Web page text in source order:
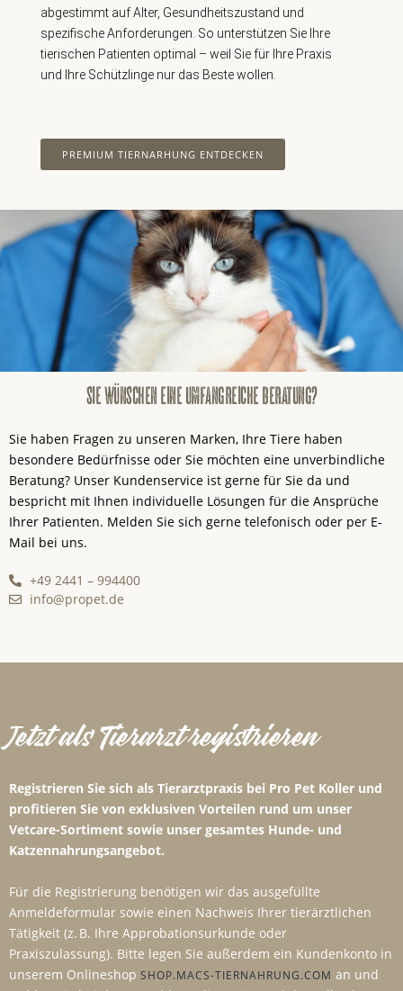
abgestimmt auf Alter, Gesundheitszustand und
spezifische Anforderungen. So unterstützen Sie Ihre
tierischen Patienten optimal – weil Sie für Ihre Praxis
und Ihre Schützlinge nur das Beste wollen.
PREMIUM TIERNARHUNG ENTDECKEN
sie wünschen eine umfangreiche beratung?
Sie haben Fragen zu unseren Marken, Ihre Tiere haben
besondere Bedürfnisse oder Sie möchten eine unverbindliche
Beratung? Unser Kundenservice ist gerne für Sie da und
bespricht mit Ihnen individuelle Lösungen für die Ansprüche
Ihrer Patienten. Melden Sie sich gerne telefonisch oder per E-
Mail bei uns.
+49 2441 – 994400
info@propet.de
Jetzt als Tierarzt registrieren
Registrieren Sie sich als Tierarztpraxis bei Pro Pet Koller und
profitieren Sie von exklusiven Vorteilen rund um unser
Vetcare-Sortiment sowie unser gesamtes Hunde- und
Katzennahrungsangebot.
Für die Registrierung benötigen wir das ausgefüllte
Anmeldeformular sowie einen Nachweis Ihrer tierärztlichen
Tätigkeit (z. B. Ihre Approbationsurkunde oder
Praxiszulassung). Bitte legen Sie außerdem ein Kundenkonto in
unserem Onlineshop SHOP.MACS-TIERNAHRUNG.COM an und